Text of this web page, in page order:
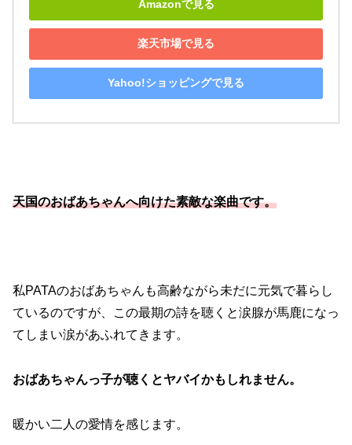
Amazonで見る
楽天市場で見る
Yahoo!ショッピングで見る
天国のおばあちゃんへ向けた素敵な楽曲です。
私PATAのおばあちゃんも高齢ながら未だに元気で暮らし
ているのですが、この最期の詩を聴くと涙腺が馬鹿になっ
てしまい涙があふれてきます。
おばあちゃんっ子が聴くとヤバイかもしれません。
暖かい二人の愛情を感じます。